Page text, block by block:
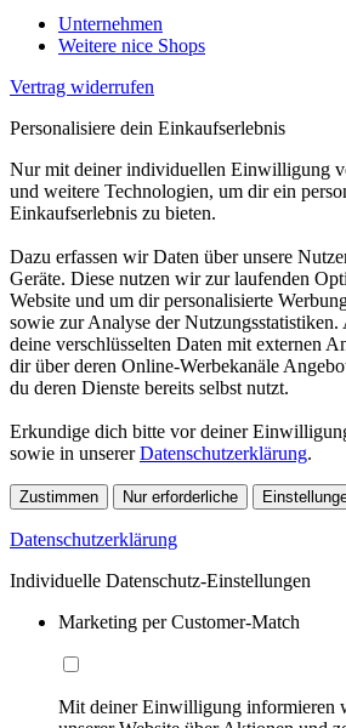
Unternehmen
Weitere nice Shops
Vertrag widerrufen
Personalisiere dein Einkaufserlebnis
Nur mit deiner individuellen Einwilligung
und weitere Technologien, um dir ein
Einkaufserlebnis zu bieten.
Dazu erfassen wir Daten über unsere
Geräte. Diese nutzen wir zur laufenden
Website und um dir personalisierte
sowie zur Analyse der
deine verschlüsselten Daten mit externen
dir über deren Online-Werbekanäle
du deren Dienste bereits selbst nutzt.
Erkundige dich bitte vor deiner
sowie in unsererDatenschutzerklärung.
Zustimmen Nur erforderliche
Datenschutzerklärung
Individuelle Datenschutz-Einstellungen
Marketing per Customer-Match
Mit deiner Einwilligung informieren